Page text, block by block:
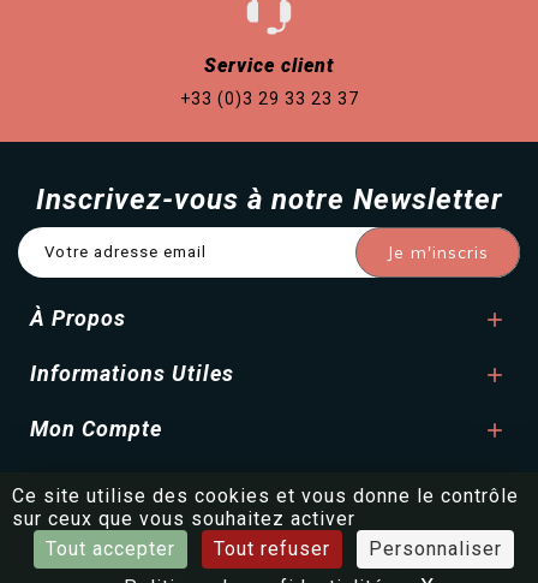
Ce site utilise des cookies et vous donne le contrôle
sur ceux que vous souhaitez activer
Tout accepter
Tout refuser
Personnaliser
Service client
+33 (0)3 29 33 23 37
Inscrivez-vous à notre Newsletter
À Propos 
Informations Utiles 
Mon Compte 
© France Maia|Made with ❤️ by BeWithYou ©